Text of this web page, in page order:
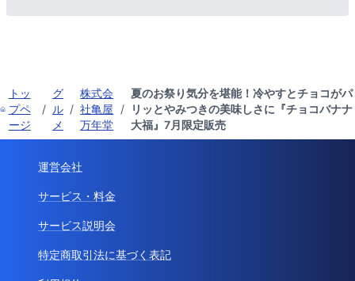
トッ
プペ
ージ
/
グ
ル
メ
/
株式会
社亀屋
万年堂
/
夏のお祭り気分を堪能！冷やすとチョコがパ
リッとやみつきの美味しさに『チョコバナナ
大福』7月限定販売
運営会社
サービス・料金
サービス説明会
特定商取引法に基づく表記